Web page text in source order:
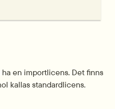
en importlicens. Det finns
kallas standardlicens.